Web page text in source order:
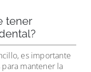
tener
es importante
mantener la